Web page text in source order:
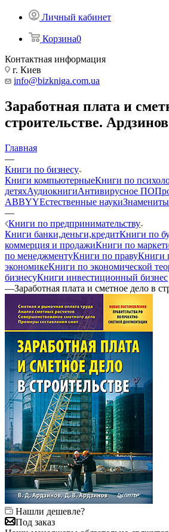
Личный кабинет
Корзина0
Контактная информация
г. Киев
info@bizkniga.com.ua
Заработная плата и
строительстве. Ардзинов
Главная
—
Книги по бизнесу
Книги компьютерныеКниги по
детяхАудиокнигиАнтивирусное ПО
ABBYYЕстественные науки
—
Книги по предпринимательству
Книги банки,деньги,кредитКниги по
коммерция и продажиКниги по
по менеджментуКниги по правуКниги
экономикеКниги по экономической
бизнесуКниги инвестиционный бизнес
—Заработная плата и сметное дело в
Нашли дешевле?
Под заказ